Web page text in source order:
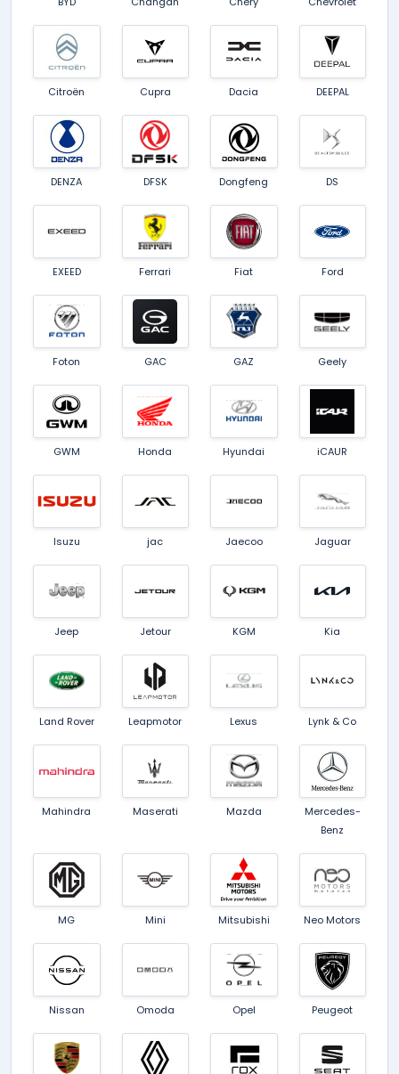
Citroën Cupra Dacia DEEPAL
DENZA DFSK Dongfeng DS
EXEED Ferrari Fiat Ford
Foton GAC GAZ Geely
GWM Honda Hyundai iCAUR
Isuzu jac Jaecoo Jaguar
Jeep Jetour KGM Kia
Land Rover Leapmotor Lexus Lynk & Co
Mahindra Maserati Mazda
Mercedes-
Benz
MG Mini Mitsubishi Neo Motors
Nissan Omoda Opel Peugeot